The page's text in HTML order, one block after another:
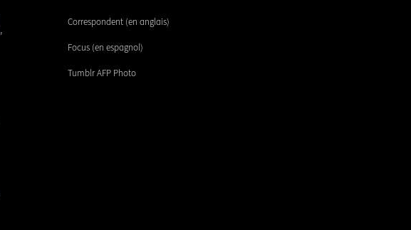
Correspondent (en anglais)
Focus (en espagnol)
Tumblr AFP Photo